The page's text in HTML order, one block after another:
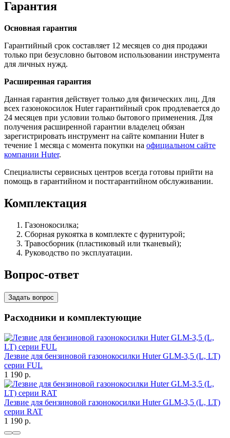
Гарантия
Основная гарантия
Гарантийный срок составляет 12 месяцев со дня продажи
только при безусловно бытовом использовании инструмента
для личных нужд.
Расширенная гарантия
Данная гарантия действует только для физических лиц. Для
всех газонокосилок Huter гарантийный срок продлевается до
24 месяцев при условии только бытового применения. Для
получения расширенной гарантии владелец обязан
зарегистрировать инструмент на сайте компании Huter в
течение 1 месяца с момента покупки на официальном сайте
компании Huter.
Специалисты сервисных центров всегда готовы прийти на
помощь в гарантийном и постгарантийном обслуживании.
Комплектация
Газонокосилка;
Сборная рукоятка в комплекте с фурнитурой;
Травосборник (пластиковый или тканевый);
Руководство по эксплуатации.
Вопрос-ответ
Задать вопрос
Расходники и комплектующие
Лезвие для бензиновой газонокосилки Huter GLM-3,5 (L, LT)
серии FUL
1 190 p.
Лезвие для бензиновой газонокосилки Huter GLM-3,5 (L, LT)
серии RAT
1 190 p.